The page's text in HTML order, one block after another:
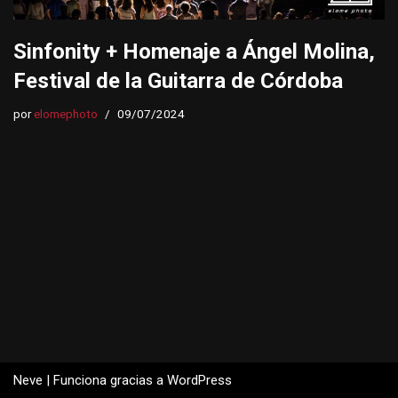
Sinfonity + Homenaje a Ángel Molina,
Festival de la Guitarra de Córdoba
porelomephoto 09/07/2024
Neve | Funciona gracias a WordPress